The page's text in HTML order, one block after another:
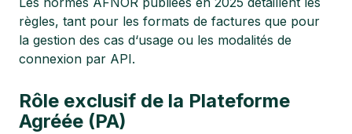
règles, tant pour les formats de factures que pour
la gestion des cas d‘usage ou les modalités de
connexion par API.
Rôle exclusif de la Plateforme
Agréée (PA)